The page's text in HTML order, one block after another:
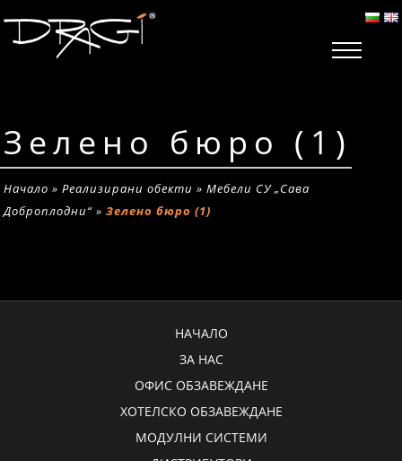
Зелено бюро (1)
Начало »Реализирани обекти »Мебели СУ „Сава
Доброплодни“ »Зелено бюро (1)
НАЧАЛО
ЗА НАС
ОФИС ОБЗАВЕЖДАНЕ
ХОТЕЛСКО ОБЗАВЕЖДАНЕ
МОДУЛНИ СИСТЕМИ